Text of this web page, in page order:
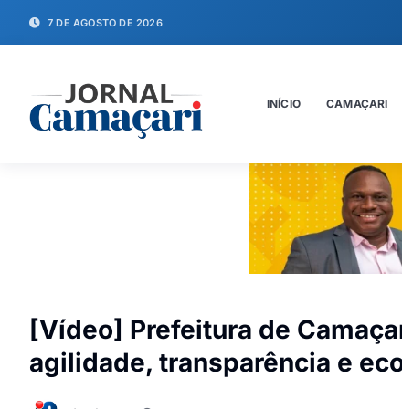
7 DE AGOSTO DE 2026
INÍCIO CAMAÇARI
[Vídeo] Prefeitura de
agilidade, transparência e